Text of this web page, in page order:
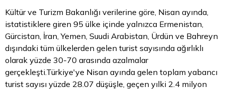
Kültür ve Turizm Bakanlığı verilerine göre, Nisan ayında,
istatistiklere giren 95 ülke içinde yalnızca Ermenistan,
Gürcistan, İran, Yemen, Suudi Arabistan, Ürdün ve Bahreyn
dışındaki tüm ülkelerden gelen turist sayısında ağırlıklı
olarak yüzde 30-70 arasında azalmalar
gerçekleşti.Türkiye'ye Nisan ayında gelen toplam yabancı
turist sayısı yüzde 28.07 düşüşle, geçen yılki 2.4 milyon